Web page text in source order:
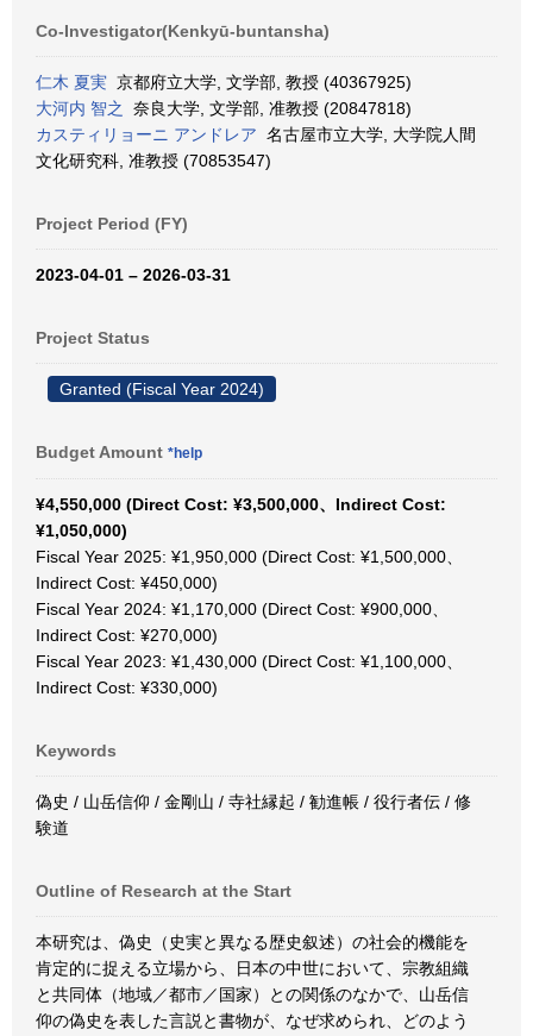
Co-Investigator(Kenkyū-buntansha)
仁木 夏実 京都府立大学, 文学部, 教授 (40367925)
大河内 智之
奈良大学, 文学部, 准教授 (20847818)
カスティリョーニ アンドレア 名古屋市立大学, 大学院人間
文化研究科, 准教授 (70853547)
Project Period (FY)
2023-04-01 – 2026-03-31
Project Status
Granted (Fiscal Year 2024)
Budget Amount *help
¥4,550,000 (Direct Cost: ¥3,500,000、Indirect Cost:
¥1,050,000)
Fiscal Year 2025: ¥1,950,000 (Direct Cost: ¥1,500,000、
Indirect Cost: ¥450,000)
Fiscal Year 2024: ¥1,170,000 (Direct Cost: ¥900,000、
Indirect Cost: ¥270,000)
Fiscal Year 2023: ¥1,430,000 (Direct Cost: ¥1,100,000、
Indirect Cost: ¥330,000)
Keywords
偽史 / 山岳信仰 / 金剛山 / 寺社縁起 / 勧進帳 / 役行者伝 / 修
験道
Outline of Research at the Start
本研究は、偽史（史実と異なる歴史叙述）の社会的機能を
肯定的に捉える立場から、日本の中世において、宗教組織
と共同体（地域／都市／国家）との関係のなかで、山岳信
仰の偽史を表した言説と書物が、なぜ求められ、どのよう